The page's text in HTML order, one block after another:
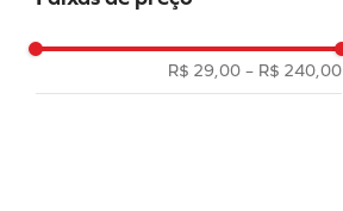
LUELUA
DANGUINHO
R$ 29,00 – R$ 240,00